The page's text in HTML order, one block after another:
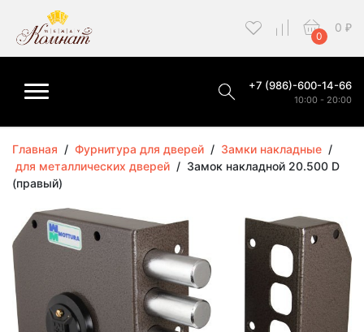
0
0 ₽
+7 (986)-600-14-66
10:00 - 20:00
Главная / Фурнитура для дверей / Замки накладные /
для металлических дверей / Замок накладной 20.500 D
(правый)